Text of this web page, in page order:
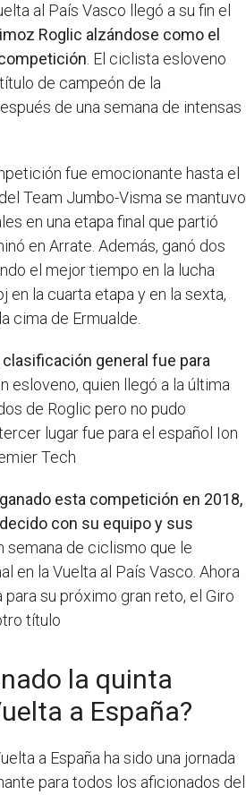
al País Vasco llegó a su fin el
Roglic alzándose como el
. El ciclista esloveno
de campeón de la
de una semana de intensas
fue emocionante hasta el
Team Jumbo-Visma se mantuvo
en una etapa final que partió
en Arrate. Además, ganó dos
el mejor tiempo en la lucha
en la cuarta etapa y en la sexta,
cima de Ermualde.
general fue para
esloveno, quien llegó a la última
de Roglic pero no pudo
lugar fue para el español Ion
Tech
esta competición en 2018,
con su equipo y sus
semana de ciclismo que le
en la Vuelta al País Vasco. Ahora
su próximo gran reto, el Giro
título
la quinta
a España?
a España ha sido una jornada
para todos los aficionados del